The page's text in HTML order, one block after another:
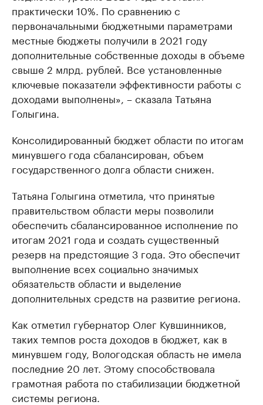
практически 10%. По сравнению с
первоначальными бюджетными параметрами
местные бюджеты получили в 2021 году
дополнительные собственные доходы в объеме
свыше 2 млрд. рублей. Все установленные
ключевые показатели эффективности работы с
доходами выполнены», – сказала Татьяна
Голыгина.
Консолидированный бюджет области по итогам
минувшего года сбалансирован, объем
государственного долга области снижен.
Татьяна Голыгина отметила, что принятые
правительством области меры позволили
обеспечить сбалансированное исполнение по
итогам 2021 года и создать существенный
резерв на предстоящие 3 года. Это обеспечит
выполнение всех социально значимых
обязательств области и выделение
дополнительных средств на развитие региона.
Как отметил губернатор Олег Кувшинников,
таких темпов роста доходов в бюджет, как в
минувшем году, Вологодская область не имела
последние 20 лет. Этому способствовала
грамотная работа по стабилизации бюджетной
системы региона.